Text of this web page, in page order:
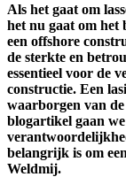
Als het gaat om
het nu gaat om het
een offshore
de sterkte en
essentieel voor de
constructie. Een
waarborgen van
blogartikel gaan
belangrijk is om
Weldmij.